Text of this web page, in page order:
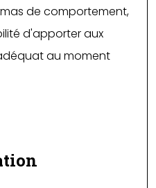
de comportement,
d'apporter aux
au moment